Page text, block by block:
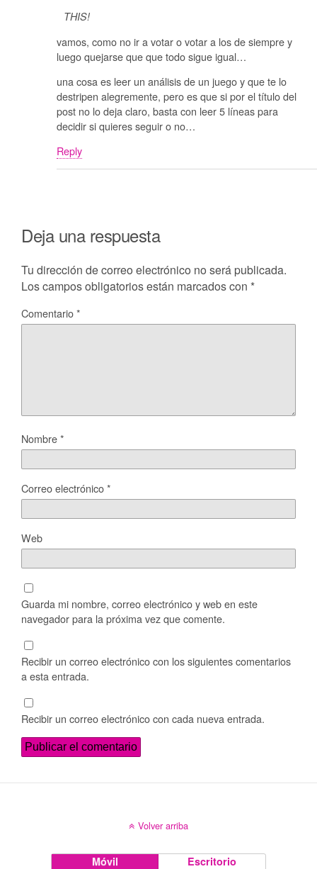
THIS!
vamos, como no ir a votar o votar a los de siempre y
luego quejarse que que todo sigue igual…
una cosa es leer un análisis de un juego y que te lo
destripen alegremente, pero es que si por el título del
post no lo deja claro, basta con leer 5 líneas para
decidir si quieres seguir o no…
Reply
Deja una respuesta
Tu dirección de correo electrónico no será publicada.
Los campos obligatorios están marcados con *
Comentario*
Nombre*
Correo electrónico*
Web
Guarda mi nombre, correo electrónico y web en este
navegador para la próxima vez que comente.
Recibir un correo electrónico con los siguientes comentarios
a esta entrada.
Recibir un correo electrónico con cada nueva entrada.
Volver arriba
Móvil Escritorio